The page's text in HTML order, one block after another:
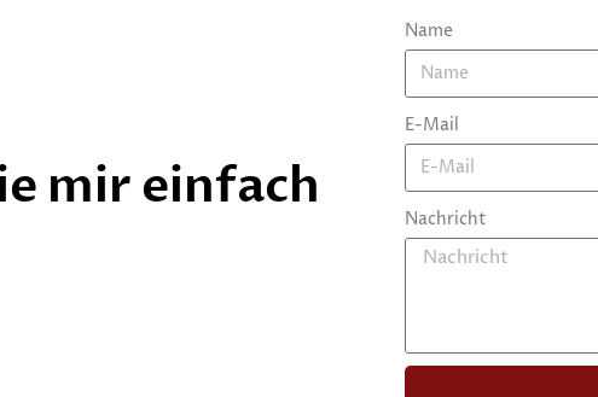
mir einfach
Name
E-Mail
Nachricht